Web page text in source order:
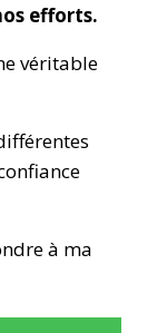
efforts.
véritable
à ma